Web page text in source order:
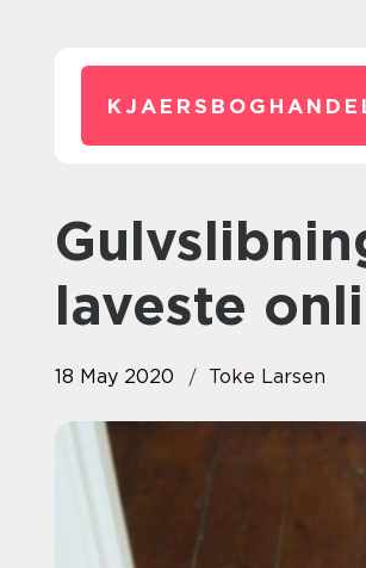
Gulvslibning priser – find de
laveste
18 May 2020 Toke Larsen